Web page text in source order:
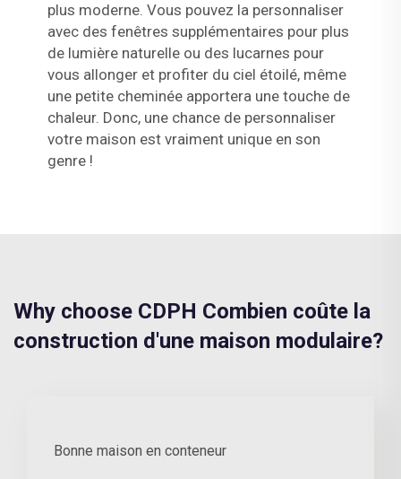
plus moderne. Vous pouvez la personnaliser
avec des fenêtres supplémentaires pour plus
de lumière naturelle ou des lucarnes pour
vous allonger et profiter du ciel étoilé, même
une petite cheminée apportera une touche de
chaleur. Donc, une chance de personnaliser
votre maison est vraiment unique en son
genre !
Why choose CDPH Combien coûte la
construction d'une maison modulaire?
Bonne maison en conteneur